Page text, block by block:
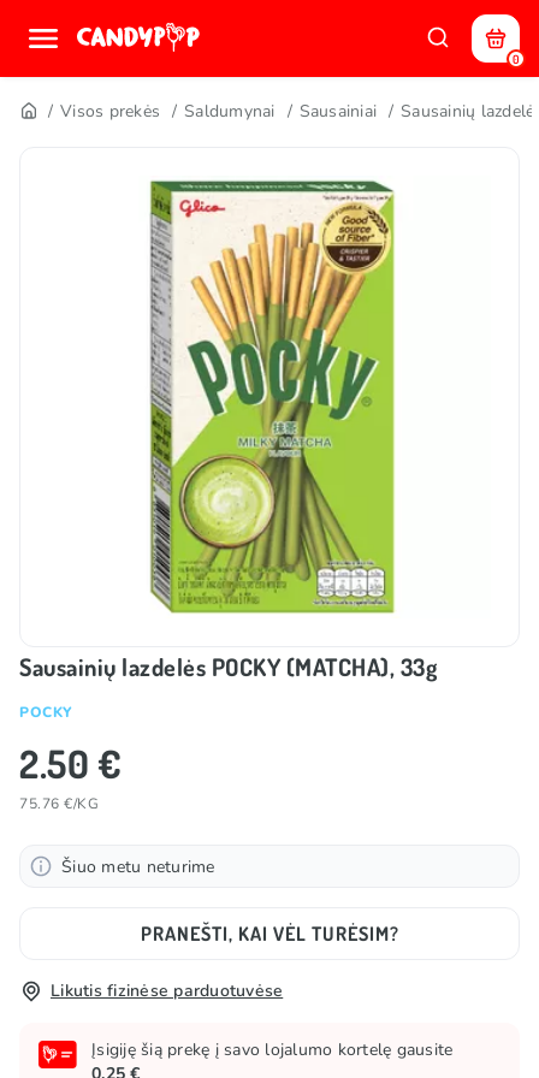
0
Visos prekės Saldumynai Sausainiai Sausainių
Sausainių lazdelės POCKY (MATCHA), 33g
POCKY
2.50 €
75.76 €/KG
Šiuo metu neturime
PRANEŠTI, KAI VĖL TURĖSIM?
Likutis fizinėse parduotuvėse
Įsigiję šią prekę į savo lojalumo kortelę gausite